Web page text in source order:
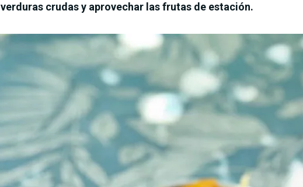
verduras crudas y aprovechar las frutas de estación.